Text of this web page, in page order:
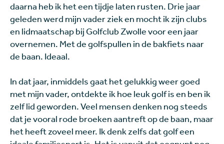
daarna heb ik het een tijdje laten rusten. Drie jaar
geleden werd mijn vader ziek en mocht ik zijn clubs
en lidmaatschap bij Golfclub Zwolle voor een jaar
overnemen. Met de golfspullen in de bakfiets naar
de baan. Ideaal.
In dat jaar, inmiddels gaat het gelukkig weer goed
met mijn vader, ontdekte ik hoe leuk golf is en ben ik
zelf lid geworden. Veel mensen denken nog steeds
dat je vooral rode broeken aantreft op de baan, maar
het heeft zoveel meer. Ik denk zelfs dat golf een